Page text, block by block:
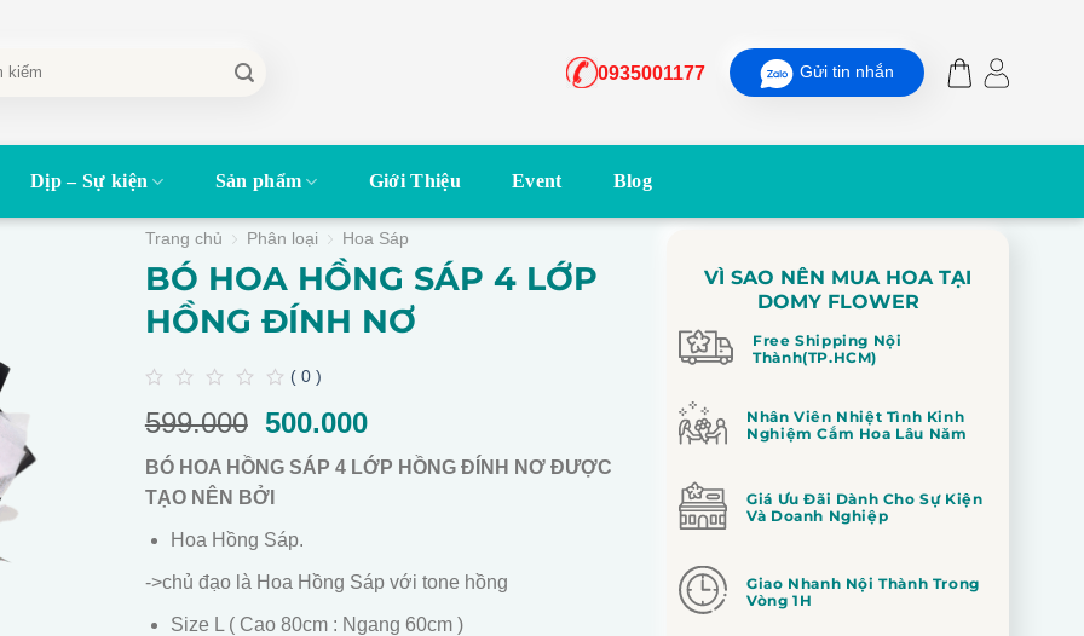
0935001177 Gửi tin nhắn
Dịp – Sự kiện Sản phẩm Giới Thiệu Event Blog
Trang chủ Phân loại Hoa Sáp
BÓ HOA HỒNG SÁP 4 LỚP
HỒNG ĐÍNH NƠ
out
5
( 0 )
599.000 Giá
gốc
là:
599.000.
500.000
hiện
tại
BÓ HOA HỒNG SÁP 4 LỚP HỒNG ĐÍNH NƠ ĐƯỢC
TẠO NÊN BỞI
Hoa Hồng Sáp.
->chủ đạo là Hoa Hồng Sáp với tone hồng
Size L ( Cao 80cm : Ngang 60cm )
VÌ SAO NÊN MUA HOA TẠI
DOMY FLOWER
Free Shipping Nội
Thành(TP.HCM)
Nhân Viên Nhiệt Tình Kinh
Nghiệm Cắm Hoa Lâu Năm
Giá Ưu Đãi Dành Cho Sự Kiện
Và Doanh Nghiệp
Giao Nhanh Nội Thành Trong
Vòng 1H